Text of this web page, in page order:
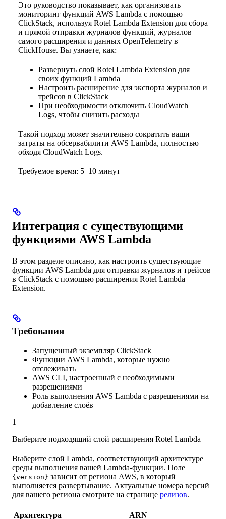
Это руководство показывает, как организовать
мониторинг функций AWS Lambda с помощью
ClickStack, используя Rotel Lambda Extension для сбора
и прямой отправки журналов функций, журналов
самого расширения и данных OpenTelemetry в
ClickHouse. Вы узнаете, как:
Развернуть слой Rotel Lambda Extension для
своих функций Lambda
Настроить расширение для экспорта журналов и
трейсов в ClickStack
При необходимости отключить CloudWatch
Logs, чтобы снизить расходы
Такой подход может значительно сократить ваши
затраты на обсервабилити AWS Lambda, полностью
обходя CloudWatch Logs.
Требуемое время: 5–10 минут
Интеграция с существующими
функциями AWS Lambda
В этом разделе описано, как настроить существующие
функции AWS Lambda для отправки журналов и трейсов
в ClickStack с помощью расширения Rotel Lambda
Extension.
Требования
Запущенный экземпляр ClickStack
Функции AWS Lambda, которые нужно
отслеживать
AWS CLI, настроенный с необходимыми
разрешениями
Роль выполнения AWS Lambda с разрешениями на
добавление слоёв
1
Выберите подходящий слой расширения Rotel Lambda
Выберите слой Lambda, соответствующий архитектуре
среды выполнения вашей Lambda-функции. Поле
{version} зависит от региона AWS, в который
выполняется развертывание. Актуальные номера версий
для вашего региона смотрите на странице релизов.
Архитектура ARN